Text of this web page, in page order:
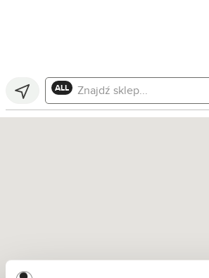
ALL
Znajdź sklep...